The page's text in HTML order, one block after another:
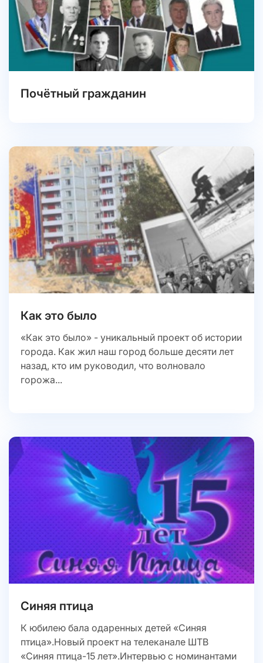
Почётный гражданин
Как это было
«Как это было» - уникальный проект об истории
города. Как жил наш город больше десяти лет
назад, кто им руководил, что волновало
горожа...
Синяя птица
К юбилею бала одаренных детей «Синяя
птица».Новый проект на телеканале ШТВ
«Синяя птица-15 лет».Интервью с номинантами